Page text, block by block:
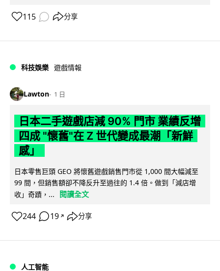
115 分享
科技娛樂 遊戲情報
Lawton 1 日
日本二手遊戲店減 90% 門市 業績反增
四成 "懷舊"在 Z 世代變成最潮「新鮮
感」
日本零售巨頭 GEO 將懷舊遊戲銷售門市從 1,000 間大幅減至
99 間，但銷售額卻不降反升至過往的 1.4 倍。做到「減店增
收」奇蹟，...
閱讀全文
244 19 ↗ 分享
人工智能